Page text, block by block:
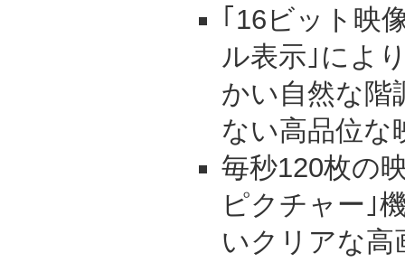
｢16ビット映
ル表示｣によ
かい自然な階
ない高品位な
毎秒120枚の
ピクチャー｣
いクリアな高